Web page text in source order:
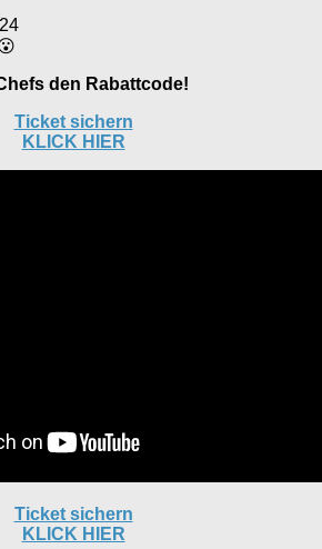
den Rabattcode!
Ticket sichern
KLICK HIER
Ticket sichern
KLICK HIER